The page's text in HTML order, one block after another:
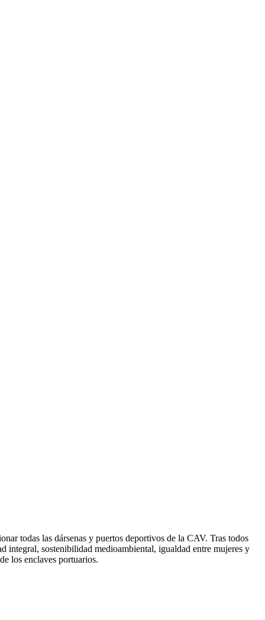
todas las dársenas y puertos deportivos de la CAV. Tras todos
integral, sostenibilidad medioambiental, igualdad entre mujeres y
los enclaves portuarios.